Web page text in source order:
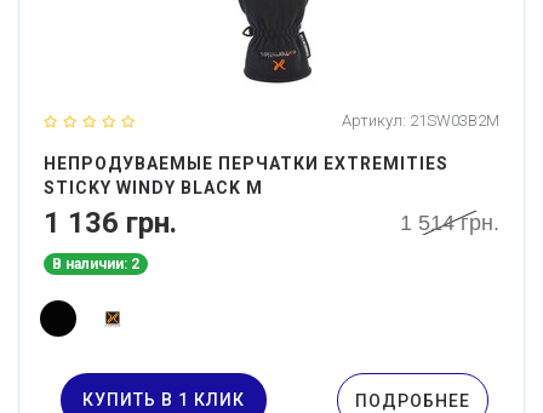
Артикул: 21SW03B2M
НЕПРОДУВАЕМЫЕ ПЕРЧАТКИ EXTREMITIES
STICKY WINDY BLACK M
1 136 грн. 1 514 грн.
В наличии: 2
КУПИТЬ В 1 КЛИК ПОДРОБНЕЕ